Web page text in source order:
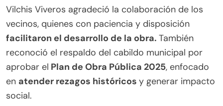
Vilchis Viveros agradeció la colaboración de los
vecinos, quienes con paciencia y disposición
facilitaron el desarrollo de la obra. También
reconoció el respaldo del cabildo municipal por
aprobar el Plan de Obra Pública 2025, enfocado
en atender rezagos históricos y generar impacto
social.